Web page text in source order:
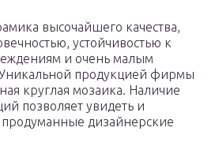
высочайшего качества,
устойчивостью к
и очень малым
продукцией фирмы
круглая мозаика. Наличие
позволяет увидеть и
дизайнерские